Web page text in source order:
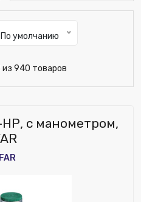
По умолчанию
из 940 товаров
с манометром,
FAR